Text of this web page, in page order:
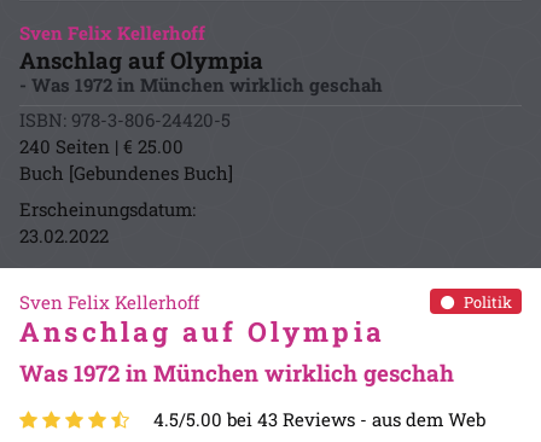
Sven Felix Kellerhoff
Anschlag auf Olympia
- Was 1972 in München wirklich geschah
ISBN: 978-3-806-24420-5
240 Seiten | € 25.00
Buch [Gebundenes Buch]
Erscheinungsdatum:
23.02.2022
Politik
Sven Felix Kellerhoff
Anschlag auf Olympia
Was 1972 in München wirklich geschah
4.5/5.00 bei 43 Reviews - aus dem Web